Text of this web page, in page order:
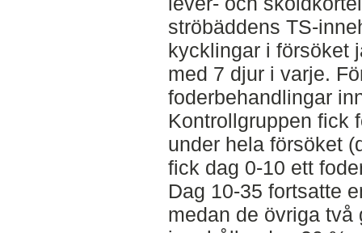
ströbäddens TS-
kycklingar i försöket
med 7 djur i varje.
foderbehandlingar
Kontrollgruppen fick
under hela försöket
fick dag 0-10 ett
Dag 10-35 fortsatte
medan de övriga två